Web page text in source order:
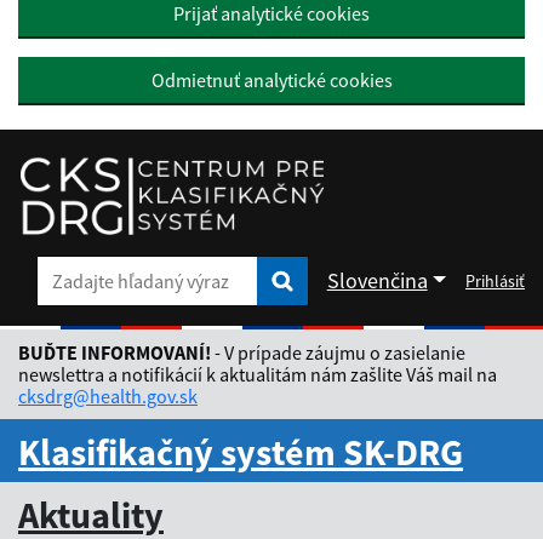
Prijať analytické cookies
Odmietnuť analytické cookies
Zadajte hľadaný výraz Zadajte hľadaný výraz
Slovenčina
Rozbaliť jazykové menu
Prihlásiť
BUĎTE INFORMOVANÍ! - V prípade záujmu o zasielanie
newslettra a notifikácií k aktualitám nám zašlite Váš mail na
cksdrg@health.gov.sk
Klasifikačný systém SK-DRG
Aktuality